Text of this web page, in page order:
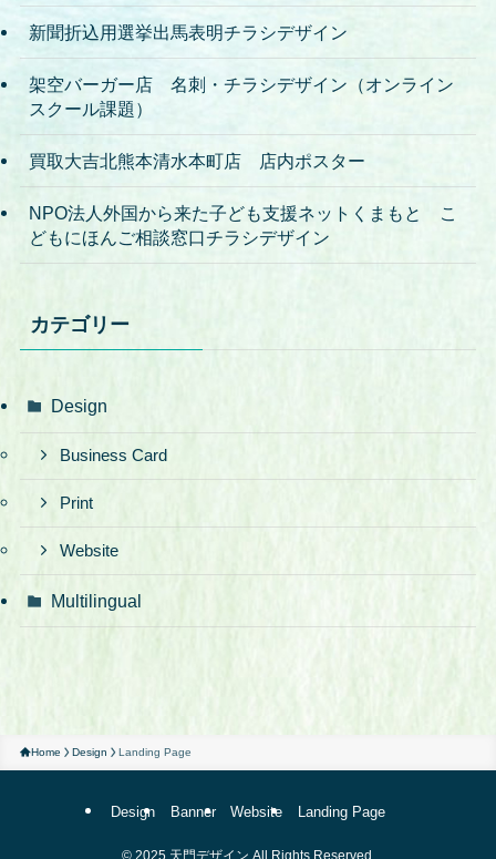
新聞折込用選挙出馬表明チラシデザイン
架空バーガー店 名刺・チラシデザイン（オンライン
スクール課題）
買取大吉北熊本清水本町店 店内ポスター
NPO法人外国から来た子ども支援ネットくまもと こ
どもにほんご相談窓口チラシデザイン
カテゴリー
Design
Business Card
Print
Website
Multilingual
Home Design Landing Page
Design Banner Website Landing Page
©2025 天門デザイン All Rights Reserved.